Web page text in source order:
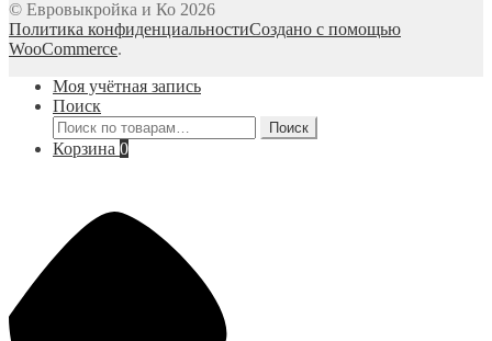
© Евровыкройка и Ко 2026
Политика конфиденциальностиСоздано с помощью
WooCommerce.
Моя учётная запись
Поиск
Искать:
Поиск
Корзина 0